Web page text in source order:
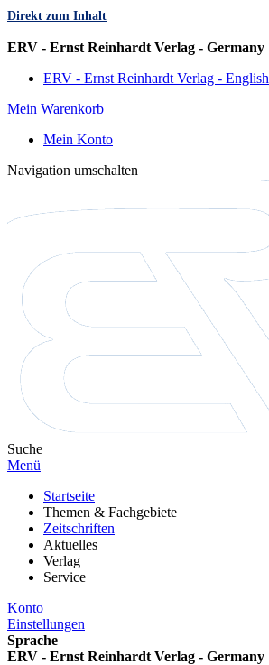
Direkt zum Inhalt
ERV - Ernst Reinhardt Verlag - Germany
ERV - Ernst Reinhardt Verlag - English
Mein Warenkorb
Mein Konto
Navigation umschalten
Suche
Menü
Startseite
Themen & Fachgebiete
Zeitschriften
Aktuelles
Verlag
Service
Konto
Einstellungen
Sprache
ERV - Ernst Reinhardt Verlag - Germany